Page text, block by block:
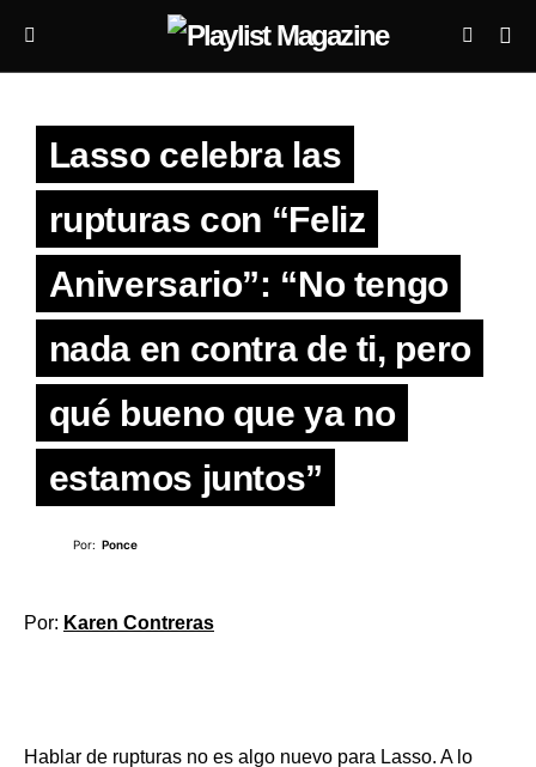
Lasso celebra las
rupturas con “Feliz
Aniversario”: “No tengo
nada en contra de ti, pero
qué bueno que ya no
estamos juntos”
Por: Ponce
Por: Karen Contreras
Hablar de rupturas no es algo nuevo para Lasso. A lo